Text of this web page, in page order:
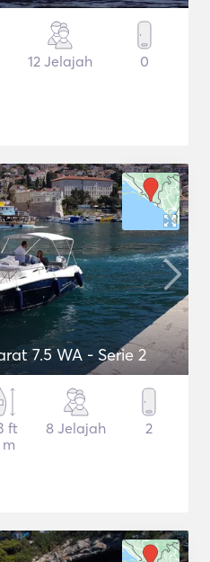
12 Jelajah 0
7.5 WA - Serie 2
ft
m
8 Jelajah 2